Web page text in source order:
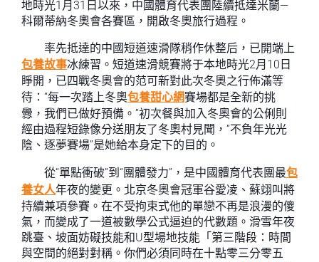
地時光1月31日以來，中國體育代表團陸續抵達米蘭—
科爾蒂納冬奧會各賽區，開啟冬奧旅行過程。
率先抵達的中國短道速滑隊稍作休整后，已開端上
包養故事冰練習。短道速滑競賽將于本地時光2月10日
睜開，已四戰冬奧會的范可新對此次冬奧之行佈滿等
待：“每一次踏上冬奧包養甜心網賽場都是全新的挑
釁，我們已做好預備。”初次餐與加入冬奧會的公俐則
經由過程短錄像分送朋友了冬奧村見聞，“不負年光光
陰、逐夢賽場”是她給本身定下的目的。
從“單點衝破”到“團體發力”，是中國體育代表團最包
養女人年夜的變更。北京冬奧會冠軍谷愛凌、蘇翊叫將
持續兼項參賽。在不受拘束式他的單戀不再是浪漫的傻
氣，而變成了一道被數學公式逼迫的代數題。滑雪年夜
跳臺、坡面妨礙技能和U型場地技能「第三階段：時間
與空間的絕對對稱。你們必須同時在十點零三分零五